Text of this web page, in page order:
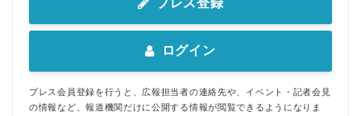
プレス登録
ログイン
プレス会員登録を行うと、広報担当者の連絡先や、イベント・記者会見
の情報など、報道機関だけに公開する情報が閲覧できるようになりま